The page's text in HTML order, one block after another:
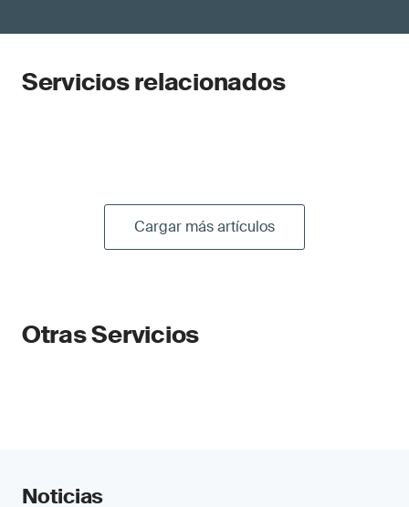
Servicios relacionados
Cargar más artículos
Otras Servicios
Noticias